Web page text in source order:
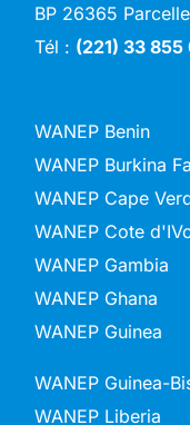
BP 26365
Tél : (221) 33 855
WANEP Benin
WANEP Burkina
WANEP Cape
WANEP Cote
WANEP Gambia
WANEP Ghana
WANEP Guinea
WANEP Guinea-
WANEP Liberia